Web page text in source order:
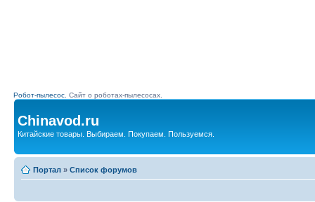
Робот-пылесос. Сайт о роботах-пылесосах.
Chinavod.ru
Китайские товары. Выбираем. Покупаем. Пользуемся.
Портал » Список форумов